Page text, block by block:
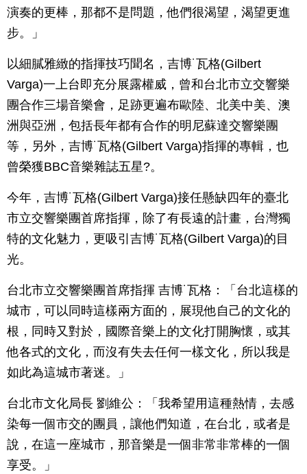
演奏的更棒，那都不是問題，他們很渴望，渴望更進
步。」
以細膩雅緻的指揮技巧聞名，吉博˙瓦格(Gilbert
Varga)一上台即充分展露權威，曾和台北市立交響樂
團合作三場音樂會，足跡更遍布歐陸、北美中美、澳
洲與亞洲，包括長年都有合作的明尼蘇達交響樂團
等，另外，吉博˙瓦格(Gilbert Varga)指揮的專輯，也
曾榮獲BBC音樂雜誌五星?。
今年，吉博˙瓦格(Gilbert Varga)接任懸缺四年的臺北
市立交響樂團首席指揮，除了有長遠的計畫，台灣獨
特的文化魅力，更吸引吉博˙瓦格(Gilbert Varga)的目
光。
台北市立交響樂團首席指揮 吉博˙瓦格：「台北這樣的
城市，可以同時這樣兩方面的，展現他自己的文化的
根，同時又對於，國際音樂上的文化打開胸懷，或其
他各式的文化，而沒有失去任何一樣文化，所以我是
如此為這城市著迷。」
台北市文化局長 劉維公：「我希望用這種熱情，去感
染每一個市交的團員，讓他們知道，在台北，或者是
說，在這一座城市，那音樂是一個非常非常棒的一個
享受。」